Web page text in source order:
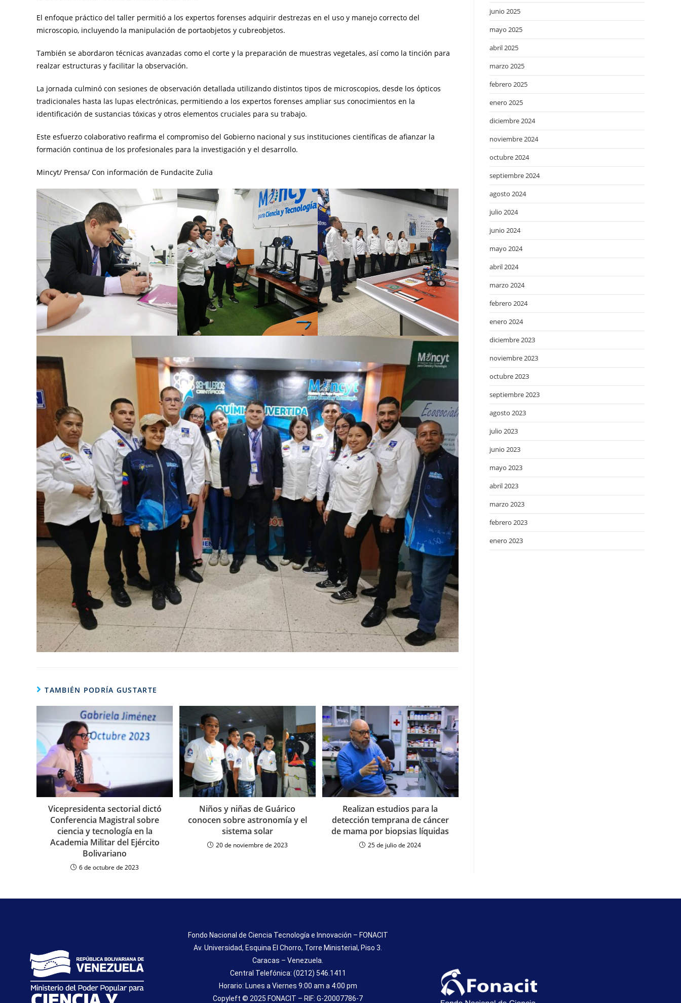
El enfoque práctico del taller permitió a los expertos forenses adquirir destrezas en el uso y manejo correcto del
microscopio, incluyendo la manipulación de portaobjetos y cubreobjetos.
También se abordaron técnicas avanzadas como el corte y la preparación de muestras vegetales, así como la tinción para
realzar estructuras y facilitar la observación.
La jornada culminó con sesiones de observación detallada utilizando distintos tipos de microscopios, desde los ópticos
tradicionales hasta las lupas electrónicas, permitiendo a los expertos forenses ampliar sus conocimientos en la
identificación de sustancias tóxicas y otros elementos cruciales para su trabajo.
Este esfuerzo colaborativo reafirma el compromiso del Gobierno nacional y sus instituciones científicas de afianzar la
formación continua de los profesionales para la investigación y el desarrollo.
Mincyt/ Prensa/ Con información de Fundacite Zulia
TAMBIÉN PODRÍA GUSTARTE
Vicepresidenta sectorial dictó
Conferencia Magistral sobre
ciencia y tecnología en la
Academia Militar del Ejército
Bolivariano
6 de octubre de 2023
Niños y niñas de Guárico
conocen sobre astronomía y el
sistema solar
20 de noviembre de 2023
Realizan estudios para la
detección temprana de cáncer
de mama por biopsias líquidas
25 de julio de 2024
junio 2025
mayo 2025
abril 2025
marzo 2025
febrero 2025
enero 2025
diciembre 2024
noviembre 2024
octubre 2024
septiembre 2024
agosto 2024
julio 2024
junio 2024
mayo 2024
abril 2024
marzo 2024
febrero 2024
enero 2024
diciembre 2023
noviembre 2023
octubre 2023
septiembre 2023
agosto 2023
julio 2023
junio 2023
mayo 2023
abril 2023
marzo 2023
febrero 2023
enero 2023
Fondo Nacional de Ciencia Tecnología e Innovación – FONACIT
Av. Universidad, Esquina El Chorro, Torre Ministerial, Piso 3.
Caracas – Venezuela.
Central Telefónica: (0212) 546.1411
Horario: Lunes a Viernes 9:00 am a 4:00 pm
Copyleft © 2025 FONACIT – RIF: G-20007786-7